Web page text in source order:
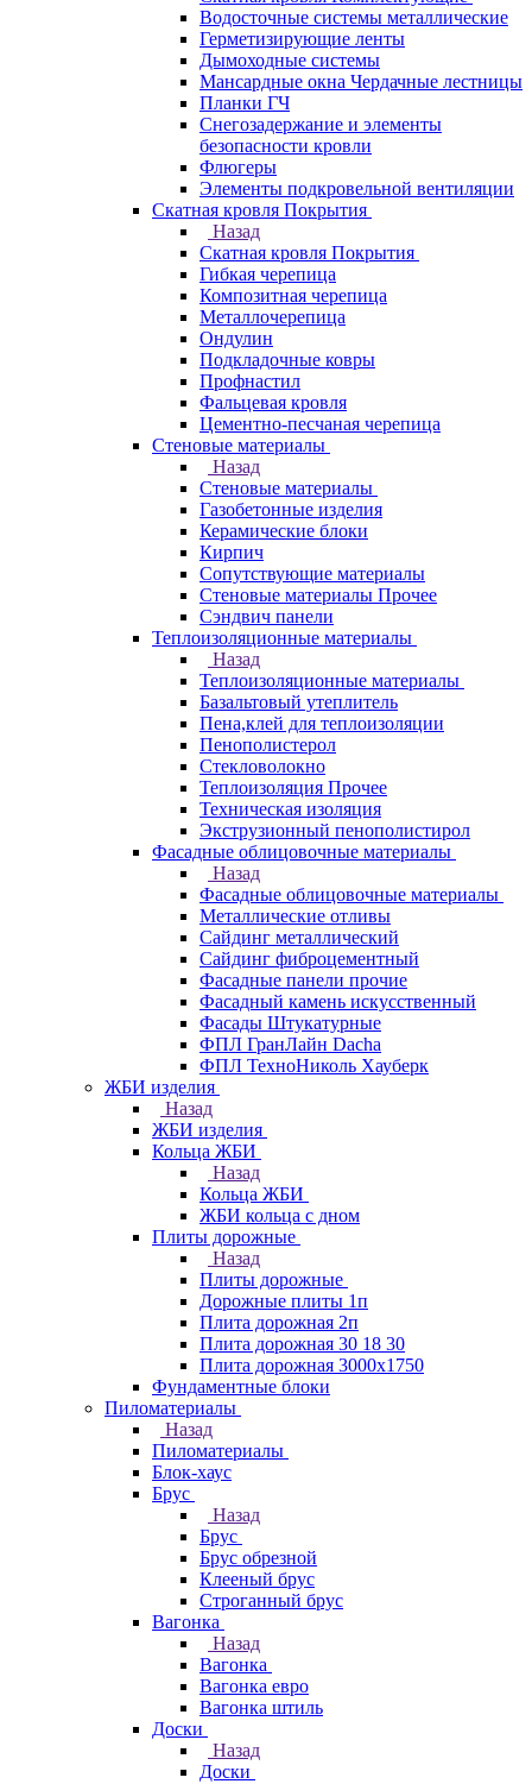
Водосточные системы металлические
Герметизирующие ленты
Дымоходные системы
Мансардные окна Чердачные лестницы
Планки ГЧ
Снегозадержание и элементы
безопасности кровли
Флюгеры
Элементы подкровельной вентиляции
Скатная кровля Покрытия
Назад
Скатная кровля Покрытия
Гибкая черепица
Композитная черепица
Металлочерепица
Ондулин
Подкладочные ковры
Профнастил
Фальцевая кровля
Цементно-песчаная черепица
Стеновые материалы
Назад
Стеновые материалы
Газобетонные изделия
Керамические блоки
Кирпич
Сопутствующие материалы
Стеновые материалы Прочее
Сэндвич панели
Теплоизоляционные материалы
Назад
Теплоизоляционные материалы
Базальтовый утеплитель
Пена,клей для теплоизоляции
Пенополистерол
Стекловолокно
Теплоизоляция Прочее
Техническая изоляция
Экструзионный пенополистирол
Фасадные облицовочные материалы
Назад
Фасадные облицовочные материалы
Металлические отливы
Сайдинг металлический
Сайдинг фиброцементный
Фасадные панели прочие
Фасадный камень искусственный
Фасады Штукатурные
ФПЛ ГранЛайн Dacha
ФПЛ ТехноНиколь Хауберк
ЖБИ изделия
Назад
ЖБИ изделия
Кольца ЖБИ
Назад
Кольца ЖБИ
ЖБИ кольца с дном
Плиты дорожные
Назад
Плиты дорожные
Дорожные плиты 1п
Плита дорожная 2п
Плита дорожная 30 18 30
Плита дорожная 3000х1750
Фундаментные блоки
Пиломатериалы
Назад
Пиломатериалы
Блок-хаус
Брус
Назад
Брус
Брус обрезной
Клееный брус
Строганный брус
Вагонка
Назад
Вагонка
Вагонка евро
Вагонка штиль
Доски
Назад
Доски